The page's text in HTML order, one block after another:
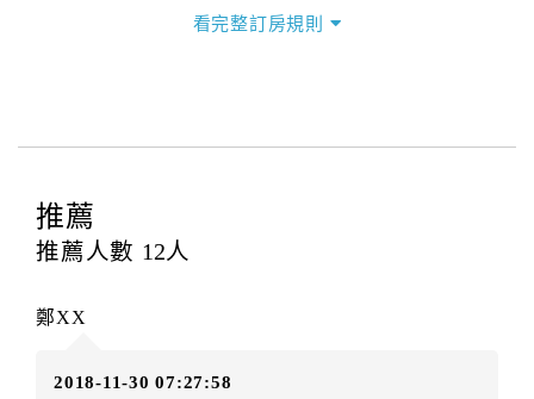
三、退房手續(Check out)
訂房者應於
提出申辦不得異動訂單。
每筆訂單異動限定
訂單異動後，訂單費用總計大於原訂單費用總計時，訂
訂單異動後，訂單費用總計小於原訂單費用總計時，訂
看完整訂房規則
推薦
推薦人數 12人
鄭XX
2018-11-30 07:27:58